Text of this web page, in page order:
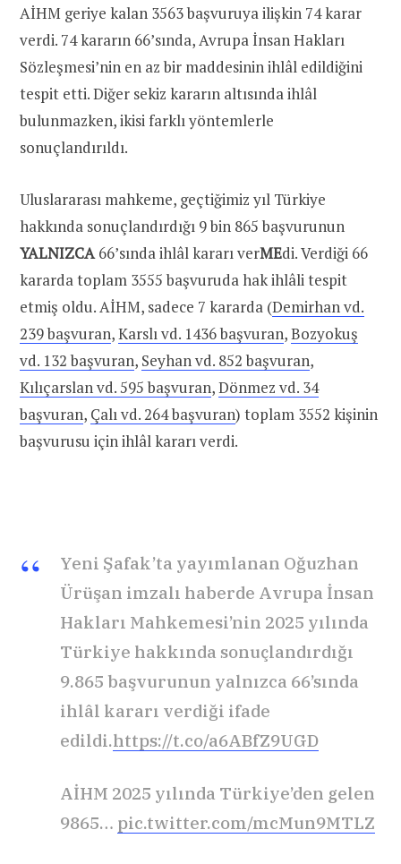
AİHM geriye kalan 3563 başvuruya ilişkin 74 karar
verdi. 74 kararın 66’sında, Avrupa İnsan Hakları
Sözleşmesi’nin en az bir maddesinin ihlâl edildiğini
tespit etti. Diğer sekiz kararın altısında ihlâl
bulunmazken, ikisi farklı yöntemlerle
sonuçlandırıldı.
Uluslararası mahkeme, geçtiğimiz yıl Türkiye
hakkında sonuçlandırdığı 9 bin 865 başvurunun
YALNIZCA 66’sında ihlâl kararı verMEdi. Verdiği 66
kararda toplam 3555 başvuruda hak ihlâli tespit
etmiş oldu. AİHM, sadece 7 kararda (Demirhan vd.
239 başvuran,Karslı vd. 1436 başvuran,Bozyokuş
vd. 132 başvuran, Seyhan vd. 852 başvuran,
Kılıçarslan vd. 595 başvuran,Dönmez vd. 34
başvuran, Çalı vd. 264 başvuran) toplam 3552 kişinin
başvurusu için ihlâl kararı verdi.
Yeni Şafak’ta yayımlanan Oğuzhan
Ürüşan imzalı haberde Avrupa İnsan
Hakları Mahkemesi’nin 2025 yılında
Türkiye hakkında sonuçlandırdığı
9.865 başvurunun yalnızca 66’sında
ihlâl kararı verdiği ifade
edildi.https://t.co/a6ABfZ9UGD
AİHM 2025 yılında Türkiye’den gelen
9865… pic.twitter.com/mcMun9MTLZ